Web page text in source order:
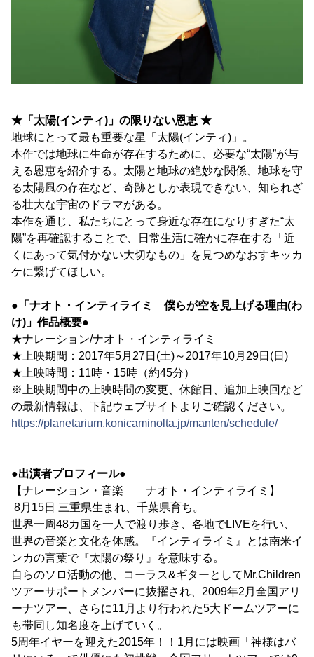
★「太陽(インティ)」の限りない恩恵 ★
地球にとって最も重要な星「太陽(インティ)」。
本作では地球に生命が存在するために、必要な“太陽”が与
える恩恵を紹介する。太陽と地球の絶妙な関係、地球を守
る太陽風の存在など、奇跡としか表現できない、知られざ
る壮大な宇宙のドラマがある。
本作を通じ、私たちにとって身近な存在になりすぎた“太
陽”を再確認することで、日常生活に確かに存在する「近
くにあって気付かない大切なもの」を見つめなおすキッカ
ケに繋げてほしい。
●「ナオト・インティライミ 僕らが空を見上げる理由(わ
け)」作品概要●
★ナレーション/ナオト・インティライミ
★上映期間：2017年5月27日(土)～2017年10月29日(日)
★上映時間：11時・15時（約45分）
※上映期間中の上映時間の変更、休館日、追加上映回など
の最新情報は、下記ウェブサイトよりご確認ください。
https://planetarium.konicaminolta.jp/manten/schedule/
●出演者プロフィール●
【ナレーション・音楽 ナオト・インティライミ】
8月15日 三重県生まれ、千葉県育ち。
世界一周48カ国を一人で渡り歩き、各地でLIVEを行い、
世界の音楽と文化を体感。『インティライミ』とは南米イ
ンカの言葉で『太陽の祭り』を意味する。
自らのソロ活動の他、コーラス&ギターとしてMr.Children
ツアーサポートメンバーに抜擢され、2009年2月全国アリ
ーナツアー、さらに11月より行われた5大ドームツアーに
も帯同し知名度を上げていく。
5周年イヤーを迎えた2015年！！1月には映画「神様はバ